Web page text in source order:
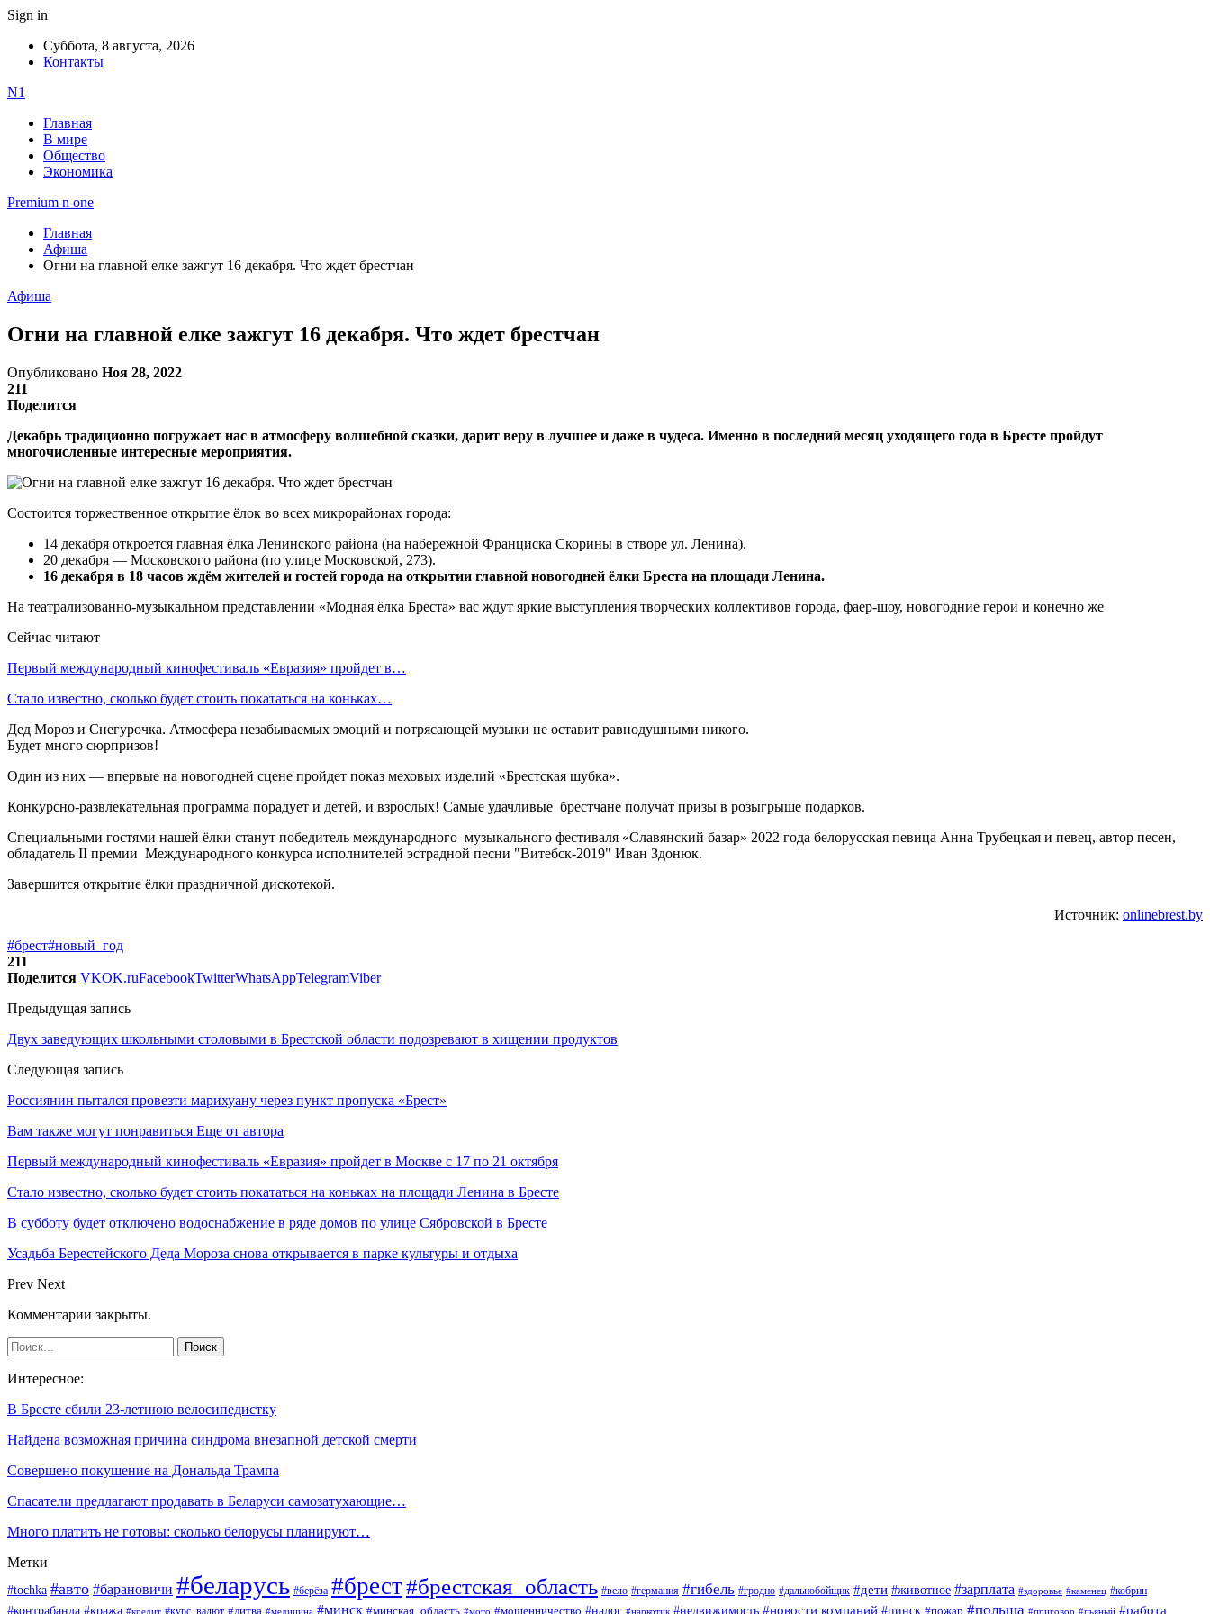
Sign in
Суббота, 8 августа, 2026
Контакты
N1
Главная
В мире
Общество
Экономика
Premium n one
Главная
Афиша
Огни на главной елке зажгут 16 декабря. Что ждет брестчан
Афиша
Огни на главной елке зажгут 16 декабря. Что ждет брестчан
Опубликовано Ноя 28, 2022
211
Поделится
Декабрь традиционно погружает нас в атмосферу волшебной сказки, дарит веру в лучшее и даже в чудеса. Именно в последний месяц уходящего года в Бресте пройдут
многочисленные интересные мероприятия.
Состоится торжественное открытие ёлок во всех микрорайонах города:
14 декабря откроется главная ёлка Ленинского района (на набережной Франциска Скорины в створе ул. Ленина).
20 декабря — Московского района (по улице Московской, 273).
16 декабря в 18 часов ждём жителей и гостей города на открытии главной новогодней ёлки Бреста на площади Ленина.
На театрализованно-музыкальном представлении «Модная ёлка Бреста» вас ждут яркие выступления творческих коллективов города, фаер-шоу, новогодние герои и конечно же
Сейчас читают
Первый международный кинофестиваль «Евразия» пройдет в…
Стало известно, сколько будет стоить покататься на коньках…
Дед Мороз и Снегурочка. Атмосфера незабываемых эмоций и потрясающей музыки не оставит равнодушными никого.
Будет много сюрпризов!
Один из них — впервые на новогодней сцене пройдет показ меховых изделий «Брестская шубка».
Конкурсно-развлекательная программа порадует и детей, и взрослых! Самые удачливые брестчане получат призы в розыгрыше подарков.
Специальными гостями нашей ёлки станут победитель международного музыкального фестиваля «Славянский базар» 2022 года белорусская певица Анна Трубецкая и певец, автор песен,
обладатель II премии Международного конкурса исполнителей эстрадной песни "Витебск-2019" Иван Здонюк.
Завершится открытие ёлки праздничной дискотекой.
Источник: onlinebrest.by
#брест#новый_год
211
Поделится VKOK.ruFacebookTwitterWhatsAppTelegramViber
Предыдущая запись
Двух заведующих школьными столовыми в Брестской области подозревают в хищении продуктов
Следующая запись
Россиянин пытался провезти марихуану через пункт пропуска «Брест»
Вам также могут понравиться Еще от автора
Первый международный кинофестиваль «Евразия» пройдет в Москве с 17 по 21 октября
Стало известно, сколько будет стоить покататься на коньках на площади Ленина в Бресте
В субботу будет отключено водоснабжение в ряде домов по улице Сябровской в Бресте
Усадьба Берестейского Деда Мороза снова открывается в парке культуры и отдыха
Prev Next
Комментарии закрыты.
Интересное:
В Бресте сбили 23-летнюю велосипедистку
Найдена возможная причина синдрома внезапной детской смерти
Совершено покушение на Дональда Трампа
Спасатели предлагают продавать в Беларуси самозатухающие…
Много платить не готовы: сколько белорусы планируют…
Метки
#tochka #авто #барановичи #беларусь #берёза #брест#брестская_область #вело #германия #гибель #гродно #дальнобойщик #дети #животное #зарплата #здоровье #каменец #кобрин
#контрабанда #кража #кредит #курс_валют #литва #медицина #минск #минская_область #мото #мошенничество #налог #наркотик #недвижимость #новости компаний #пинск #пожар #польша #приговор #пьяный #работа